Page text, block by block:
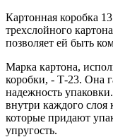
Картонная коробка
трехслойного
позволяет ей быть
Марка картона,
коробки, - Т-23. Она
надежность
внутри каждого слоя
которые придают
упругость.